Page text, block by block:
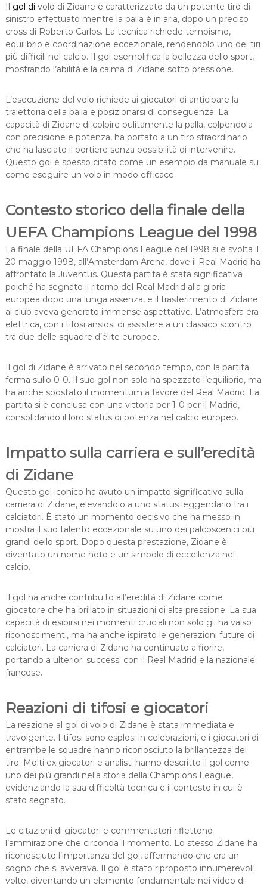
Il gol di volo di Zidane è caratterizzato da un potente tiro di
sinistro effettuato mentre la palla è in aria, dopo un preciso
cross di Roberto Carlos. La tecnica richiede tempismo,
equilibrio e coordinazione eccezionale, rendendolo uno dei tiri
più difficili nel calcio. Il gol esemplifica la bellezza dello sport,
mostrando l’abilità e la calma di Zidane sotto pressione.
L’esecuzione del volo richiede ai giocatori di anticipare la
traiettoria della palla e posizionarsi di conseguenza. La
capacità di Zidane di colpire pulitamente la palla, colpendola
con precisione e potenza, ha portato a un tiro straordinario
che ha lasciato il portiere senza possibilità di intervenire.
Questo gol è spesso citato come un esempio da manuale su
come eseguire un volo in modo efficace.
Contesto storico della finale della
UEFA Champions League del 1998
La finale della UEFA Champions League del 1998 si è svolta il
20 maggio 1998, all’Amsterdam Arena, dove il Real Madrid ha
affrontato la Juventus. Questa partita è stata significativa
poiché ha segnato il ritorno del Real Madrid alla gloria
europea dopo una lunga assenza, e il trasferimento di Zidane
al club aveva generato immense aspettative. L’atmosfera era
elettrica, con i tifosi ansiosi di assistere a un classico scontro
tra due delle squadre d’élite europee.
Il gol di Zidane è arrivato nel secondo tempo, con la partita
ferma sullo 0-0. Il suo gol non solo ha spezzato l’equilibrio, ma
ha anche spostato il momentum a favore del Real Madrid. La
partita si è conclusa con una vittoria per 1-0 per il Madrid,
consolidando il loro status di potenza nel calcio europeo.
Impatto sulla carriera e sull’eredità
di Zidane
Questo gol iconico ha avuto un impatto significativo sulla
carriera di Zidane, elevandolo a uno status leggendario tra i
calciatori. È stato un momento decisivo che ha messo in
mostra il suo talento eccezionale su uno dei palcoscenici più
grandi dello sport. Dopo questa prestazione, Zidane è
diventato un nome noto e un simbolo di eccellenza nel
calcio.
Il gol ha anche contribuito all’eredità di Zidane come
giocatore che ha brillato in situazioni di alta pressione. La sua
capacità di esibirsi nei momenti cruciali non solo gli ha valso
riconoscimenti, ma ha anche ispirato le generazioni future di
calciatori. La carriera di Zidane ha continuato a fiorire,
portando a ulteriori successi con il Real Madrid e la nazionale
francese.
Reazioni di tifosi e giocatori
La reazione al gol di volo di Zidane è stata immediata e
travolgente. I tifosi sono esplosi in celebrazioni, e i giocatori di
entrambe le squadre hanno riconosciuto la brillantezza del
tiro. Molti ex giocatori e analisti hanno descritto il gol come
uno dei più grandi nella storia della Champions League,
evidenziando la sua difficoltà tecnica e il contesto in cui è
stato segnato.
Le citazioni di giocatori e commentatori riflettono
l’ammirazione che circonda il momento. Lo stesso Zidane ha
riconosciuto l’importanza del gol, affermando che era un
sogno che si avverava. Il gol è stato riproposto innumerevoli
volte, diventando un elemento fondamentale nei video di